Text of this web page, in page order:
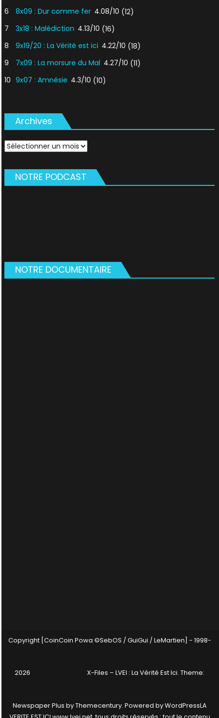
6
8x09 : Dur comme fer 4.08/10 (12)
7
3x18 : Malédiction 4.13/10 (16)
8
9x19/20 : La Vérité est ici 4.22/10 (18)
9
7x09 : La morsure du Mal 4.27/10 (11)
10 9x07 : Amnésie 4.3/10 (10)
Archives
Archives
NOTRE PODCAST
NOTRE DOCUMENTAIRE
Copyright [CoinCoin Powa ©SebOS / GuiGui / LeMartien] - 1998-
2026 X-Files – LVEI : La Vérité Est Ici. Theme:
Newspaper Plus byThemecentury. Powered byWordPressLA